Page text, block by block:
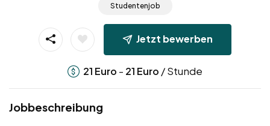
Studentenjob
Jetzt bewerben
21 Euro - 21 Euro / Stunde
Jobbeschreibung